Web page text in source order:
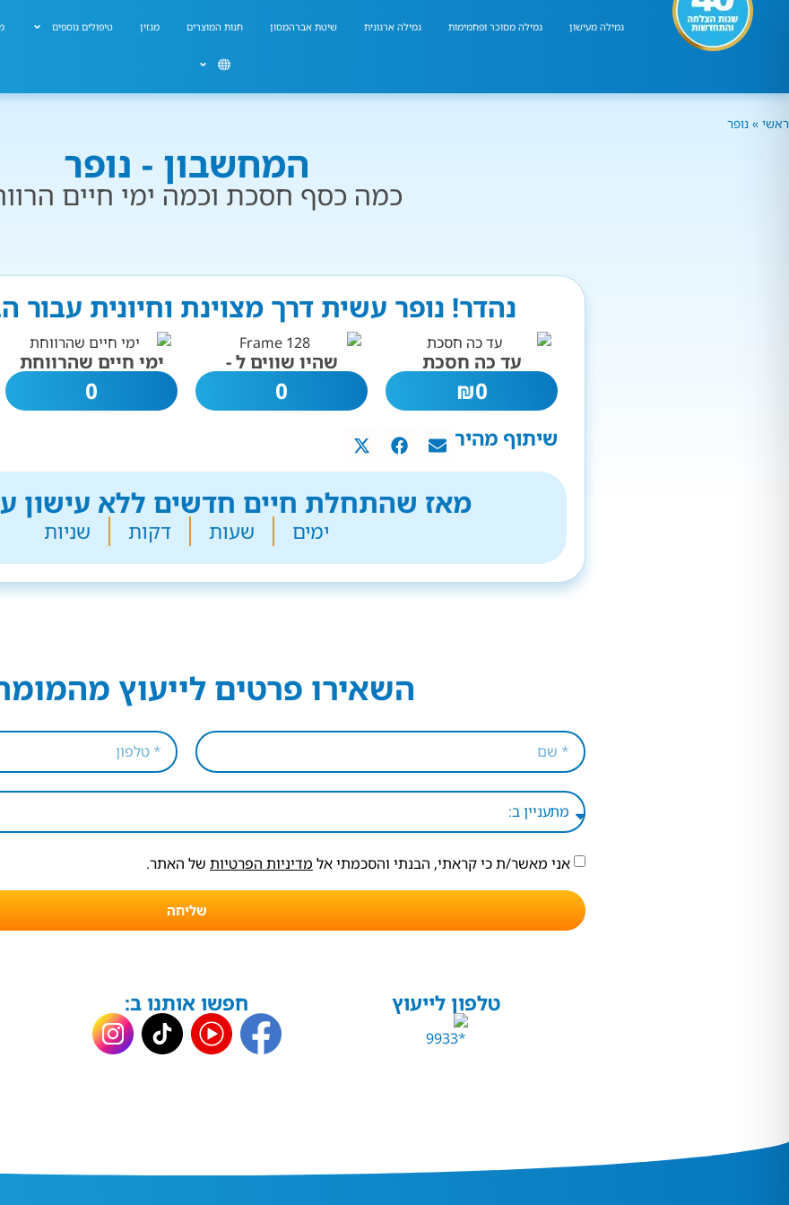
גמילה מעישון גמילה מסוכר ופחמימות גמילה ארגונית שיטת אברהמסון חנות המוצרים מגזין טיפולים נוספים
ראשי » נופר
המחשבון - נופר
כמה כסף חסכת וכמה ימי חיים
נהדר! נופר עשית דרך מצוינת וחיונית עבור
עד כה חסכת
0
₪
שהיו שווים ל -
0
ימי חיים שהרווחת
0
שיתוף מהיר
מאז שהתחלת חיים חדשים ללא עישון
ימים שעות דקות שניות
השאירו פרטים לייעוץ
אני מאשר/ת כי קראתי, הבנתי והסכמתי אל מדיניות הפרטיות של האתר.
שליחה
טלפון לייעוץ חפשו אותנו ב: